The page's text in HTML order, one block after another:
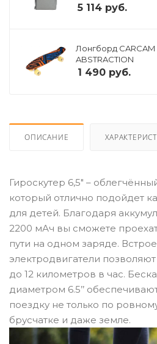
5 114 руб.
Лонгборд CARCAM
ABSTRACTION
1 490 руб.
ОПИСАНИЕ
Гироскутер 6,5" –
который отлично подойдет
для детей. Благодаря
2200 мАч вы сможете
пути на одном заряде.
электродвигатели
до 12 километров в час.
диаметром 6.5’’
поездку не только по
брусчатке и даже земле.